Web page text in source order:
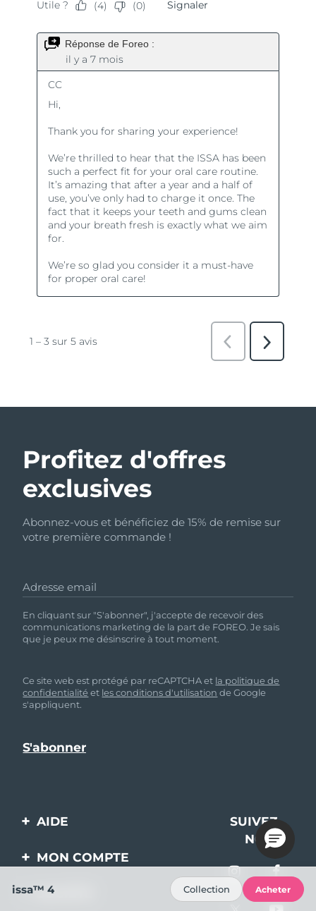
Profitez d'offres
exclusives
Abonnez-vous et bénéficiez de 15% de remise sur
votre première commande !
Adresse email
En cliquant sur "S'abonner", j'accepte de recevoir des
communications marketing de la part de FOREO. Je sais
que je peux me désinscrire à tout moment.
Ce site web est protégé par reCAPTCHA et la politique de
confidentialité et les conditions d'utilisation de Google
s'appliquent.
AIDE
Contactez-nous
livraisons
SUIVEZ-
NOUS
MON COMPTE
Enregistrement produit
SOCIÉTÉ
issa™ 4 Collection Acheter